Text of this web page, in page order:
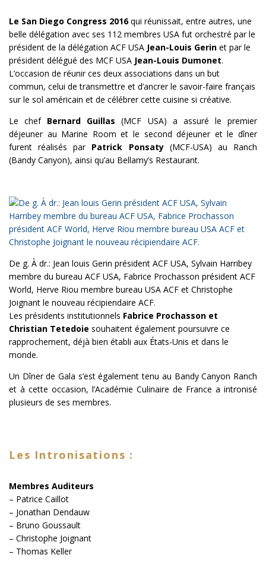
Le San Diego Congress 2016qui réunissait, entre autres, une
belle délégation avec ses 112 membres USA fut orchestré par le
président de la délégation ACF USA Jean-Louis Gerin et par le
président délégué des MCF USA Jean-Louis Dumonet.
L’occasion de réunir ces deux associations dans un but
commun, celui de transmettre et d’ancrer le savoir-faire français
sur le sol américain et de célébrer cette cuisine si créative.
Le chef Bernard Guillas(MCF USA) a assuré le premier
déjeuner au Marine Room et le second déjeuner et le dîner
furent réalisés par Patrick Ponsaty (MCF-USA) au Ranch
(Bandy Canyon), ainsi qu’au Bellamy’s Restaurant.
De g. À dr.: Jean louis Gerin président ACF USA, Sylvain Harribey
membre du bureau ACF USA, Fabrice Prochasson président ACF
World, Herve Riou membre bureau USA ACF et Christophe
Joignant le nouveau récipiendaire ACF.
Les présidents institutionnels Fabrice Prochasson et
Christian Tetedoie souhaitent également poursuivre ce
rapprochement, déjà bien établi aux États-Unis et dans le
monde.
Un Dîner de Gala s’est également tenu au Bandy Canyon Ranch
et à cette occasion, l’Académie Culinaire de France a intronisé
plusieurs de ses membres.
Les Intronisations :
Membres Auditeurs
– Patrice Caillot
– Jonathan Dendauw
– Bruno Goussault
– Christophe Joignant
– Thomas Keller